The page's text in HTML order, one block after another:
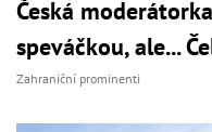
Česká
speváčkou, ale...
Zahraniční prominenti